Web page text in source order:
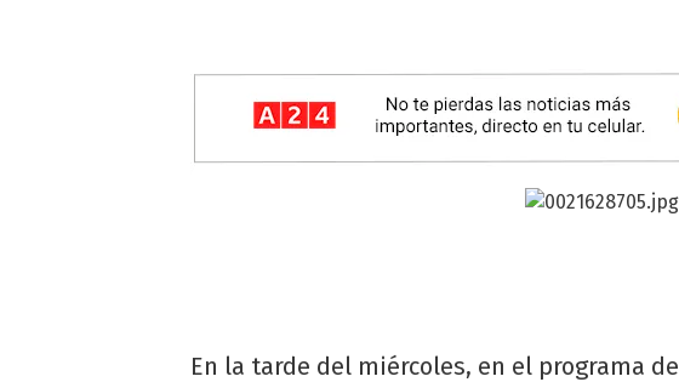
En la tarde del miércoles, en el programa de